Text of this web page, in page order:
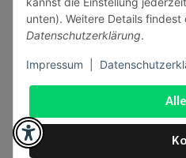
unten). Weitere Details findest
Datenschutzerklärung.
Impressum